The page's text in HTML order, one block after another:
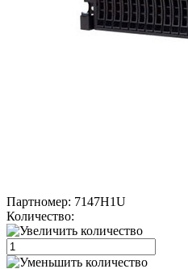
Партномер: 7147H1U
Количество: